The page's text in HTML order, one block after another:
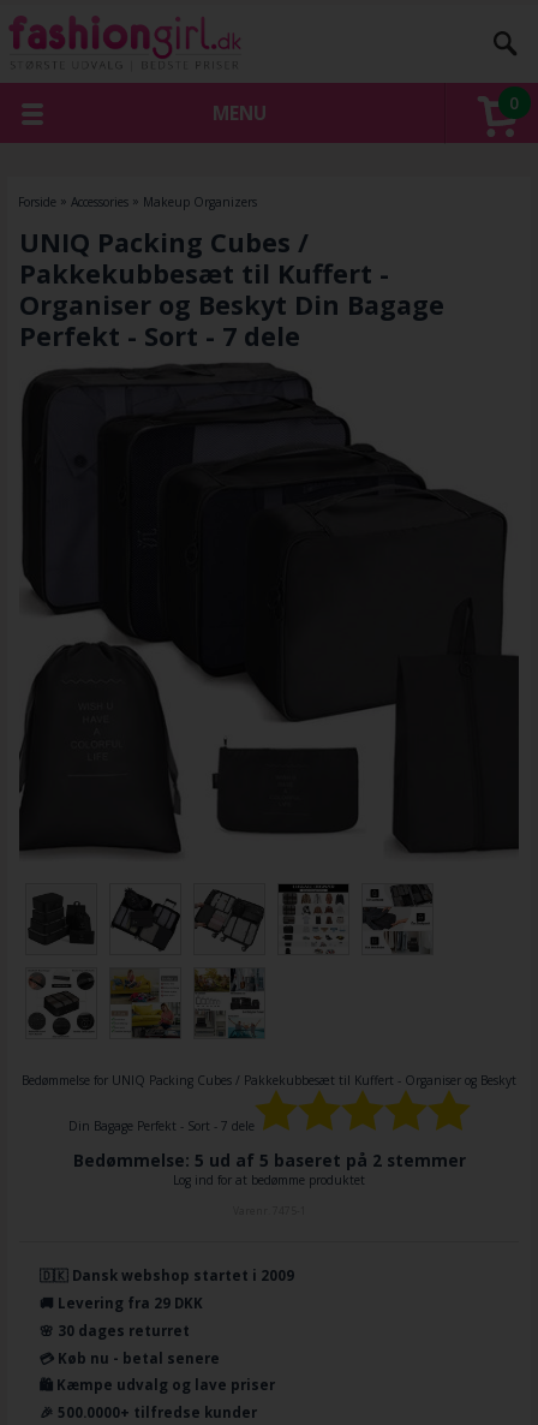
0
MENU
Forside » Accessories» Makeup Organizers
UNIQ Packing Cubes /
Pakkekubbesæt til Kuffert -
Organiser og Beskyt Din Bagage
Perfekt - Sort - 7 dele
Bedømmelse for UNIQ Packing Cubes / Pakkekubbesæt til Kuffert - Organiser og Beskyt
Din Bagage Perfekt - Sort - 7 dele
Bedømmelse: 5 ud af 5 baseret på 2stemmer
Log ind for at bedømme produktet
🇩🇰 Dansk webshop startet i 2009
🚚 Levering fra 29 DKK
🌸 30 dages returret
💳 Køb nu - betal senere
🛍️ Kæmpe udvalg og lave priser
🎉 500.0000+ tilfredse kunder